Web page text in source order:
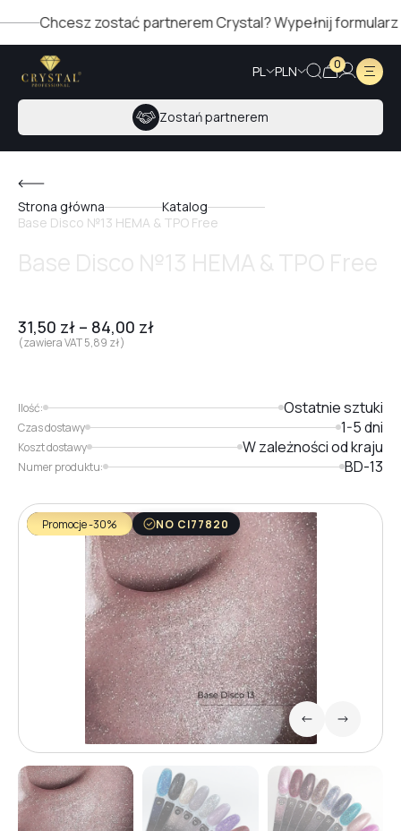
Chcesz zostać partnerem Crystal? Wypełnij formularz po
PL PLN 0
Zostań partnerem
Strona główna
Katalog
Base Disco №13 HEMA & TPO Free
31,50 zł – 84,00 zł
(zawiera VAT5,89 zł)
Ilość: Ostatnie sztuki
Czas dostawy 1-5 dni
Koszt dostawy W zależności od kraju
Numer produktu: BD-13
Promocje -30% NO CI77820